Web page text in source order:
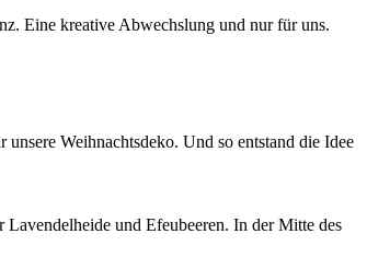
Eine kreative Abwechslung und nur für uns.
Weihnachtsdeko. Und so entstand die Idee
und Efeubeeren. In der Mitte des